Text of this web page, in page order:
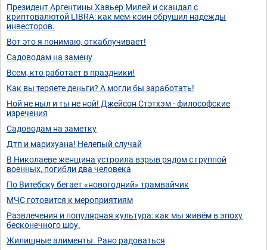
Президент Аргентины Хавьер Милей и скандал с
криптовалютой LIBRA: как мем-коин обрушил надежды
инвесторов.
Вот это я понимаю, откаблучивает!
Садоводам на замену
Всем, кто работает в праздники!
Как вы теряете деньги? А могли бы заработать!
Ной не ныл и ты не ной! Джейсон Стэтхэм - философские
изречения
Садоводам на заметку
Дтп и марихуана! Нелепый случай
В Николаеве женщина устроила взрыв рядом с группой
военных, погибли два человека
По Витебску бегает «новогодний» трамвайчик
МЧС готовится к мероприятиям
Развлечения и популярная культура: как мы живём в эпоху
бесконечного шоу.
Жилищные алименты. Рано радоваться